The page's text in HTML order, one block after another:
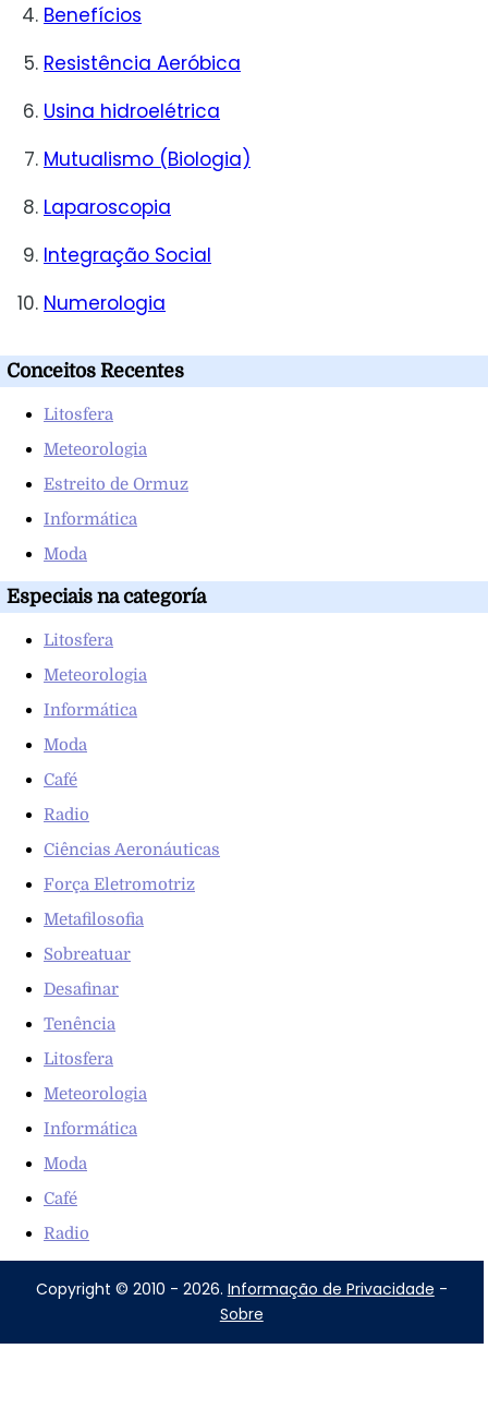
Benefícios
Resistência Aeróbica
Usina hidroelétrica
Mutualismo (Biologia)
Laparoscopia
Integração Social
Numerologia
Conceitos Recentes
Litosfera
Meteorologia
Estreito de Ormuz
Informática
Moda
Especiais na categoría
Litosfera
Meteorologia
Informática
Moda
Café
Radio
Ciências Aeronáuticas
Força Eletromotriz
Metafilosofia
Sobreatuar
Desafinar
Tenência
Litosfera
Meteorologia
Informática
Moda
Café
Radio
Copyright © 2010 - 2026. Informação de Privacidade -
Sobre